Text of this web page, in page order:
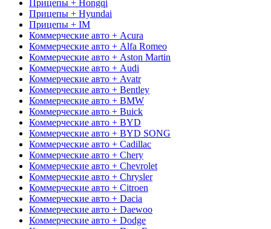
Прицепы + Hongqi
Прицепы + Hyundai
Прицепы + IM
Коммерческие авто + Acura
Коммерческие авто + Alfa Romeo
Коммерческие авто + Aston Martin
Коммерческие авто + Audi
Коммерческие авто + Avatr
Коммерческие авто + Bentley
Коммерческие авто + BMW
Коммерческие авто + Buick
Коммерческие авто + BYD
Коммерческие авто + BYD SONG
Коммерческие авто + Cadillac
Коммерческие авто + Chery
Коммерческие авто + Chevrolet
Коммерческие авто + Chrysler
Коммерческие авто + Citroen
Коммерческие авто + Dacia
Коммерческие авто + Daewoo
Коммерческие авто + Dodge